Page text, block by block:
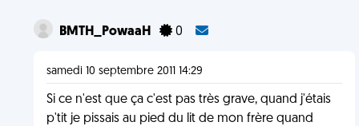
BMTH_PowaaH 0
samedi 10 septembre 2011 14:29
Si ce n'est que ça c'est pas très grave, quand j'étais
p'tit je pissais au pied du lit de mon frère quand